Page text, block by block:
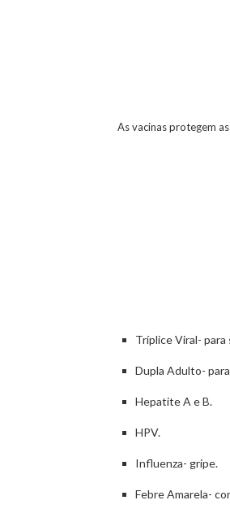
As vacinas protegem
Tríplice Viral- para
Dupla Adulto-
Hepatite A e B.
HPV.
Influenza- gripe.
Febre Amarela-